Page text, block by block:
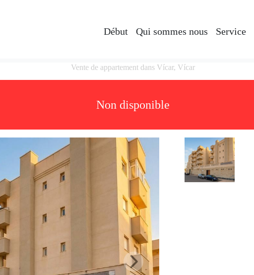
Début Qui sommes nous Service
Vente de appartement dans Vícar, Vícar
Non disponible